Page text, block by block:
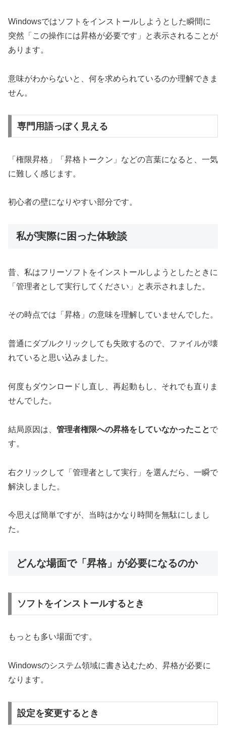
Windowsではソフトをインストールしようとした瞬間に
突然「この操作には昇格が必要です」と表示されることが
あります。
意味がわからないと、何を求められているのか理解できま
せん。
専門用語っぽく見える
「権限昇格」「昇格トークン」などの言葉になると、一気
に難しく感じます。
初心者の壁になりやすい部分です。
私が実際に困った体験談
昔、私はフリーソフトをインストールしようとしたときに
「管理者として実行してください」と表示されました。
その時点では「昇格」の意味を理解していませんでした。
普通にダブルクリックしても失敗するので、ファイルが壊
れていると思い込みました。
何度もダウンロードし直し、再起動もし、それでも直りま
せんでした。
結局原因は、 管理者権限への昇格をしていなかったことで
す。
右クリックして「管理者として実行」を選んだら、一瞬で
解決しました。
今思えば簡単ですが、当時はかなり時間を無駄にしまし
た。
どんな場面で「昇格」が必要になるのか
ソフトをインストールするとき
もっとも多い場面です。
Windowsのシステム領域に書き込むため、昇格が必要に
なります。
設定を変更するとき